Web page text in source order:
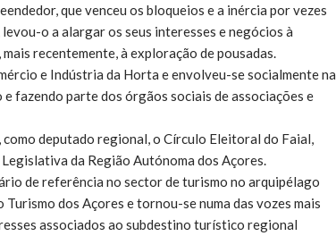
que venceu os bloqueios e a inércia por vezes
o a alargar os seus interesses e negócios à
recentemente, à exploração de pousadas.
e Indústria da Horta e envolveu-se socialmente na
fazendo parte dos órgãos sociais de associações e
deputado regional, o Círculo Eleitoral do Faial,
da Região Autónoma dos Açores.
de referência no sector de turismo no arquipélago
dos Açores e tornou-se numa das vozes mais
associados ao subdestino turístico regional